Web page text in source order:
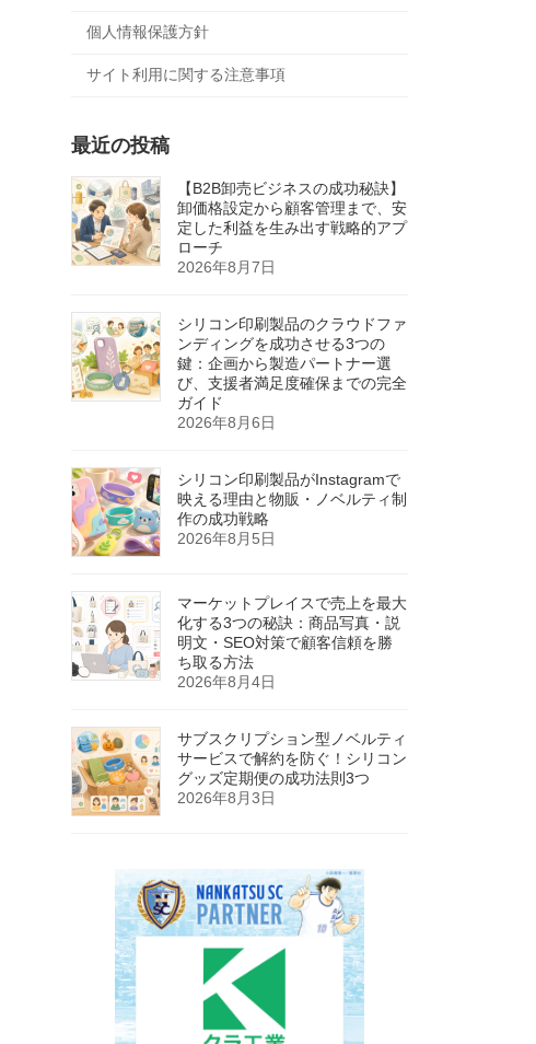
個人情報保護方針
サイト利用に関する注意事項
最近の投稿
【B2B卸売ビジネスの成功秘訣】
卸価格設定から顧客管理まで、安
定した利益を生み出す戦略的アプ
ローチ
2026年8月7日
シリコン印刷製品のクラウドファ
ンディングを成功させる3つの
鍵：企画から製造パートナー選
び、支援者満足度確保までの完全
ガイド
2026年8月6日
シリコン印刷製品がInstagramで
映える理由と物販・ノベルティ制
作の成功戦略
2026年8月5日
マーケットプレイスで売上を最大
化する3つの秘訣：商品写真・説
明文・SEO対策で顧客信頼を勝
ち取る方法
2026年8月4日
サブスクリプション型ノベルティ
サービスで解約を防ぐ！シリコン
グッズ定期便の成功法則3つ
2026年8月3日